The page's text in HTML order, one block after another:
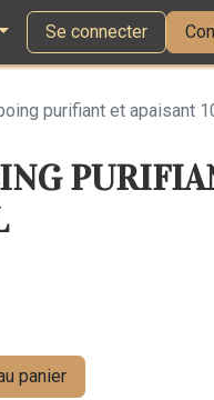
Se connecter
purifiant et apaisant
panier